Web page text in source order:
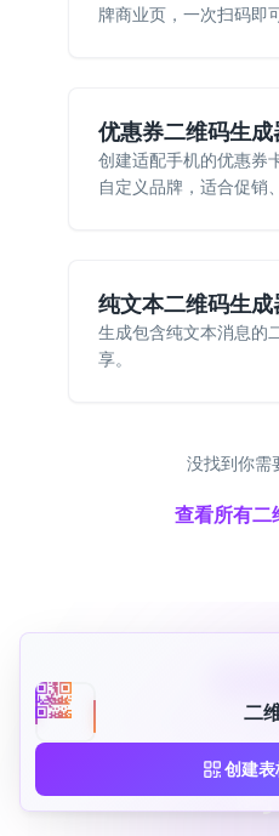
牌商业页，一次扫码即
优惠券二维码生成
创建适配手机的优惠券
自定义品牌，适合促销
纯文本二维码生成
生成包含纯文本消息的
享。
没找到你需
查看所有二
二
创建
准备好创建